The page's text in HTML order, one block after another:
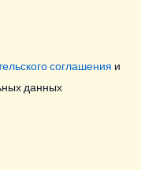
соглашения и
данных